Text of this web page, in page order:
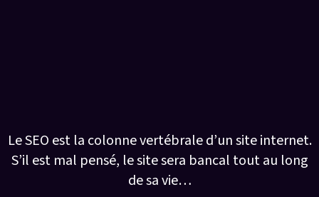
Le SEO est la colonne vertébrale d’un site internet.
S’il est mal pensé, le site sera bancal tout au long
de sa vie…